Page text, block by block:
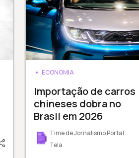
ECONOMIA
Importação de carros
chineses dobra no
Brasil em 2026
Time de Jornalismo Portal
Tela